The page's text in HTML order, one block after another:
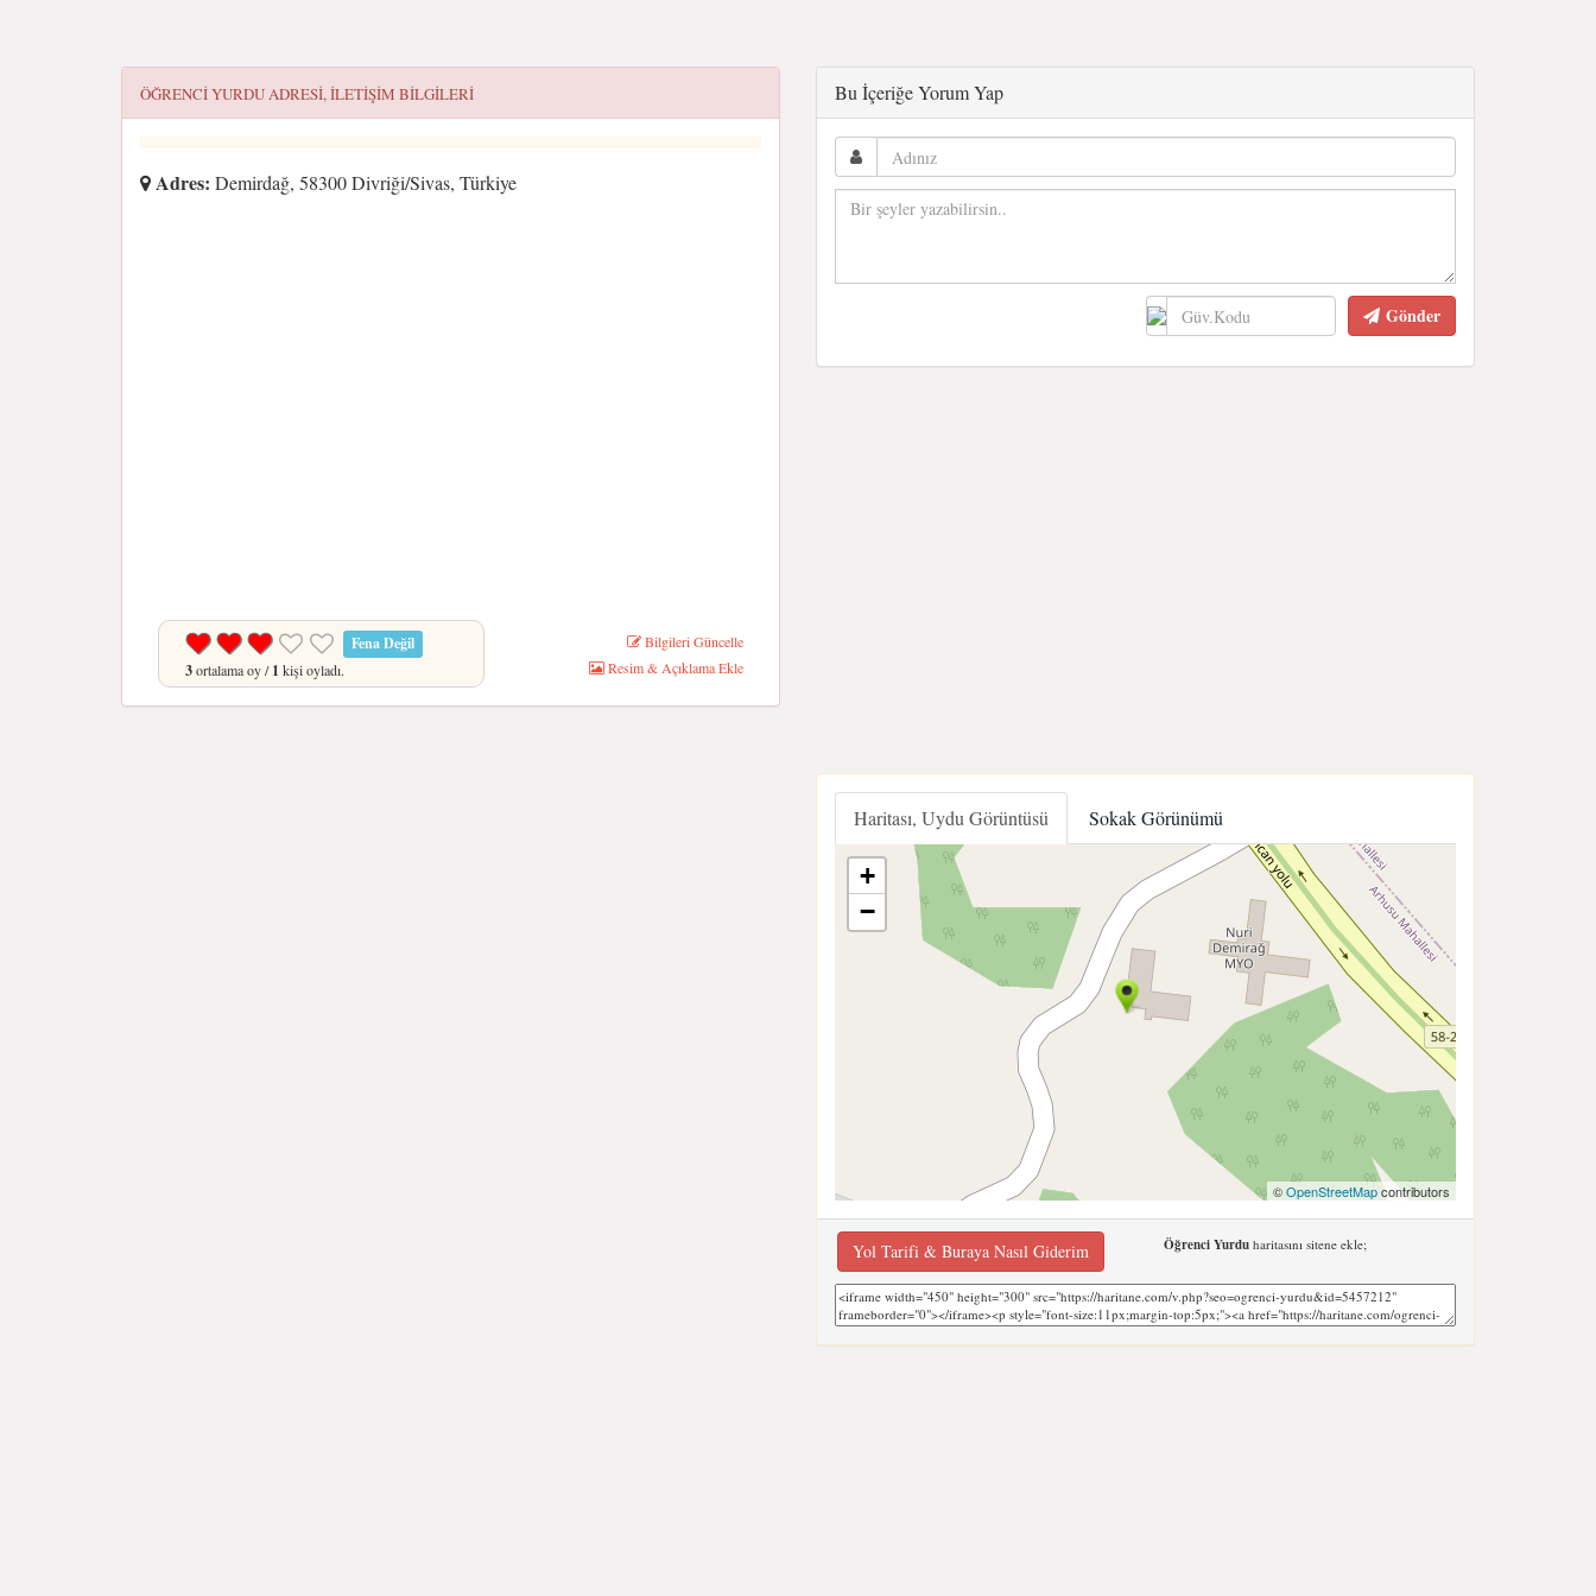
ÖĞRENCI YURDUADRESI, ILETIŞIM BILGILERI
Adres: Demirdağ, 58300 Divriği/Sivas, Türkiye
Fena Değil
3ortalama oy /1 kişi oyladı.
Bilgileri Güncelle
Resim & Açıklama Ekle
Bu İçeriğe Yorum Yap
Gönder
Haritası, Uydu Görüntüsü Sokak Görünümü
+
−
©OpenStreetMapcontributors
Yol Tarifi & Buraya Nasıl Giderim Öğrenci Yurduharitasını sitene ekle;